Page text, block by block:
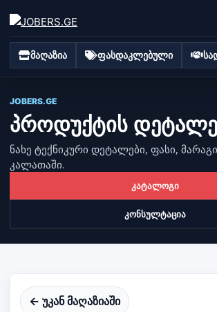
მაღაზია ფასდაკლებული
JOBERS.GE
პროდუქტის
ნახე ტექნიკური დეტალები, ფასი,
კალათაში.
კატალოგი
კონსულტაცია
← უკან მაღაზიაში